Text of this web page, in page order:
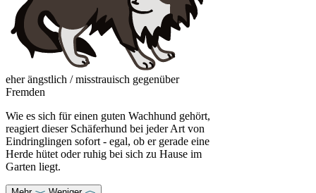
eher ängstlich / misstrauisch gegenüber
Fremden
Wie es sich für einen guten Wachhund gehört,
reagiert dieser Schäferhund bei jeder Art von
Eindringlingen sofort - egal, ob er gerade eine
Herde hütet oder ruhig bei sich zu Hause im
Garten liegt.